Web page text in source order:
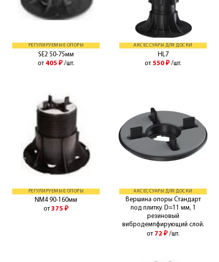
РЕГУЛИРУЕМЫЕ ОПОРЫ
SE2 50-75мм
от 405 ₽ /шт.
АКСЕССУАРЫ ДЛЯ ДОСКИ
HL7
от 550 ₽ /шт.
РЕГУЛИРУЕМЫЕ ОПОРЫ
NM4 90-160мм
от 375 ₽
АКСЕССУАРЫ ДЛЯ ДОСКИ
Вершина опоры Стандарт
под плитку. D=11 мм, 1
резиновый
вибродемпфирующий слой.
от 72 ₽ /шт.